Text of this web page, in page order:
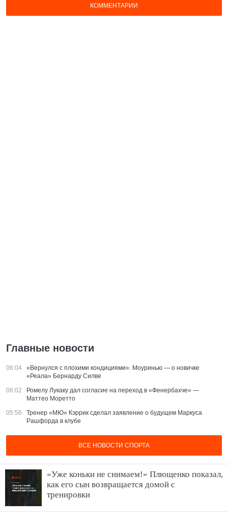
КОММЕНТАРИИ
Главные новости
06:04
«Вернулся с плохими кондициями». Моуринью — о новичке
«Реала» Бернарду Силве
06:02
Ромелу Лукаку дал согласие на переход в «Фенербахче» —
Маттео Моретто
05:56
Тренер «МЮ» Кэррик сделал заявление о будущем Маркуса
Рашфорда в клубе
ВСЕ НОВОСТИ СПОРТА
«Уже коньки не снимаем!» Плющенко показал,
как его сын возвращается домой с
тренировки